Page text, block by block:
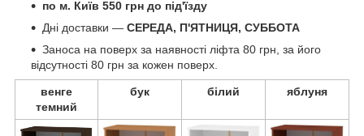
по м. Київ 550 грн до під'їзду
Дні доставки — СЕРЕДА, П'ЯТНИЦЯ, СУББОТА
Заноса на поверх за наявності ліфта 80 грн, за його
відсутності 80 грн за кожен поверх.
венге
темний
бук білий яблуня